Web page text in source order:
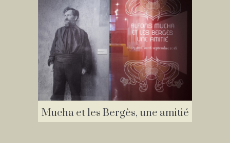
Mucha et les Bergès, une amitié